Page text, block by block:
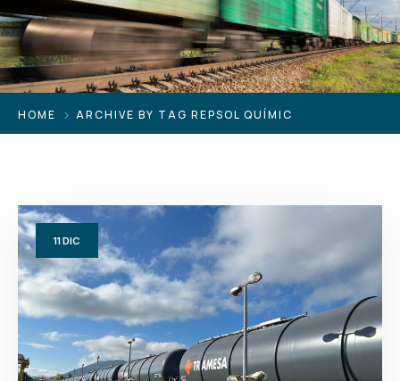
HOME ARCHIVE BY TAG REPSOL QUÍMIC
11DIC